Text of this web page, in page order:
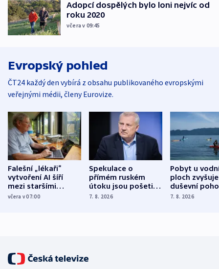
Adopcí dospělých bylo loni nejvíc od
roku 2020
včera v 09:45
Evropský pohled
ČT24 každý den vybírá z obsahu publikovaného evropskými
veřejnými médii, členy Eurovize.
Falešní „lékaři“
vytvoření AI šíří
mezi staršími
Poláky nebezpečné
včera v 07:00
Spekulace o
přímém ruském
útoku jsou pošetilé,
míní estonský
7. 8. 2026
Pobyt u
ploch zvyšuje
duševní
ukázala
7. 8. 2026